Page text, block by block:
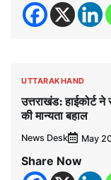
UTTARAKHAND
उत्तराखंड: हाईकोर्ट ने
की मान्यता बहाल
News Desk May
Share Now